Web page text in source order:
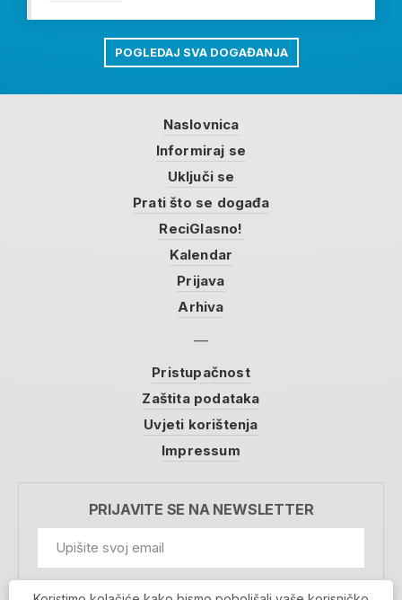
POGLEDAJ SVA DOGAĐANJA
Naslovnica
Informiraj se
Uključi se
Prati što se događa
ReciGlasno!
Kalendar
Prijava
Arhiva
Pristupačnost
Zaštita podataka
Uvjeti korištenja
Impressum
PRIJAVITE SE NA NEWSLETTER